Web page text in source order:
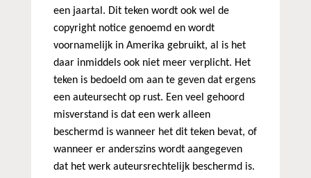
een jaartal. Dit teken wordt ook wel de
copyright notice genoemd en wordt
voornamelijk in Amerika gebruikt, al is het
daar inmiddels ook niet meer verplicht. Het
teken is bedoeld om aan te geven dat ergens
een auteursecht op rust. Een veel gehoord
misverstand is dat een werk alleen
beschermd is wanneer het dit teken bevat, of
wanneer er anderszins wordt aangegeven
dat het werk auteursrechtelijk beschermd is.